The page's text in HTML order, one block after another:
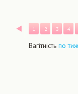
Назад
1 2 3 4
Вагітність по